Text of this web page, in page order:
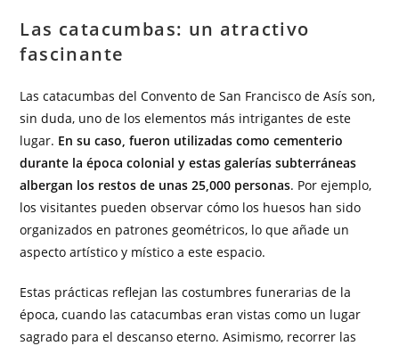
Las catacumbas: un atractivo
fascinante
Las catacumbas del Convento de San Francisco de Asís son,
sin duda, uno de los elementos más intrigantes de este
lugar. En su caso, fueron utilizadas como cementerio
durante la época colonial y estas galerías subterráneas
albergan los restos de unas 25,000 personas. Por ejemplo,
los visitantes pueden observar cómo los huesos han sido
organizados en patrones geométricos, lo que añade un
aspecto artístico y místico a este espacio.
Estas prácticas reflejan las costumbres funerarias de la
época, cuando las catacumbas eran vistas como un lugar
sagrado para el descanso eterno. Asimismo, recorrer las